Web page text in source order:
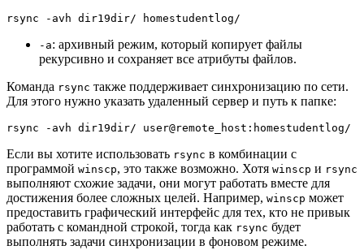
rsync -avh dir19dir/ homestudentlog/
-a: архивный режим, который копирует файлы
рекурсивно и сохраняет все атрибуты файлов.
Команда rsync также поддерживает синхронизацию по сети.
Для этого нужно указать удаленный сервер и путь к папке:
rsync -avh dir19dir/ user@remote_host:homestudentlog/
Если вы хотите использовать rsync в комбинации с
программой winscp, это также возможно. Хотя winscp и rsync
выполняют схожие задачи, они могут работать вместе для
достижения более сложных целей. Например, winscp может
предоставить графический интерфейс для тех, кто не привык
работать с командной строкой, тогда как rsync будет
выполнять задачи синхронизации в фоновом режиме.